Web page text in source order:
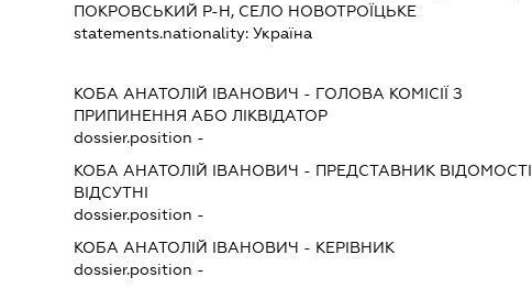
ПОКРОВСЬКИЙ Р-Н, СЕЛО НОВОТРОЇЦЬКЕ
statements.nationality: Україна
КОБА АНАТОЛІЙ ІВАНОВИЧ - ГОЛОВА КОМІСІЇ З
ПРИПИНЕННЯ АБО ЛІКВІДАТОР
dossier.position -
КОБА АНАТОЛІЙ ІВАНОВИЧ - ПРЕДСТАВНИК ВІДОМОСТІ
ВІДСУТНІ
dossier.position -
КОБА АНАТОЛІЙ ІВАНОВИЧ - КЕРІВНИК
dossier.position -